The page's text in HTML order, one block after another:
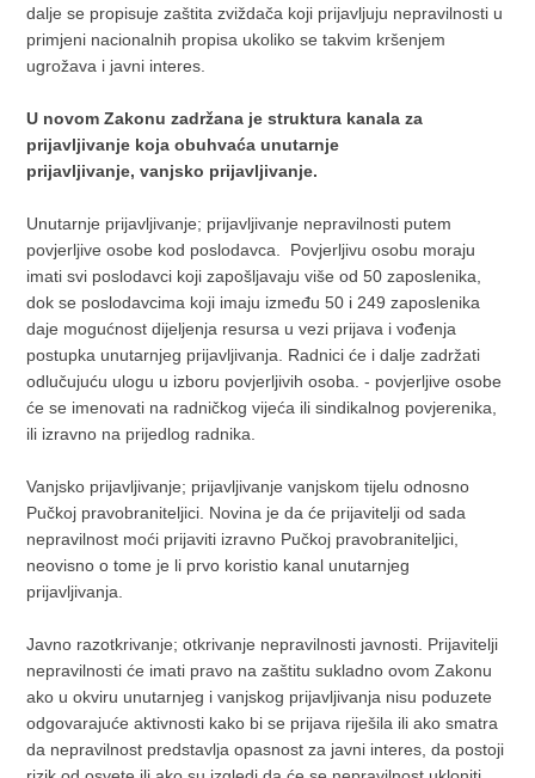
dalje se propisuje zaštita zviždača koji prijavljuju nepravilnosti u
primjeni nacionalnih propisa ukoliko se takvim kršenjem
ugrožava i javni interes.
U novom Zakonu zadržana je struktura kanala za
prijavljivanje koja obuhvaća unutarnje
prijavljivanje, vanjsko prijavljivanje.
Unutarnje prijavljivanje; prijavljivanje nepravilnosti putem
povjerljive osobe kod poslodavca. Povjerljivu osobu moraju
imati svi poslodavci koji zapošljavaju više od 50 zaposlenika,
dok se poslodavcima koji imaju između 50 i 249 zaposlenika
daje mogućnost dijeljenja resursa u vezi prijava i vođenja
postupka unutarnjeg prijavljivanja. Radnici će i dalje zadržati
odlučujuću ulogu u izboru povjerljivih osoba. - povjerljive osobe
će se imenovati na radničkog vijeća ili sindikalnog povjerenika,
ili izravno na prijedlog radnika.
Vanjsko prijavljivanje; prijavljivanje vanjskom tijelu odnosno
Pučkoj pravobraniteljici. Novina je da će prijavitelji od sada
nepravilnost moći prijaviti izravno Pučkoj pravobraniteljici,
neovisno o tome je li prvo koristio kanal unutarnjeg
prijavljivanja.
Javno razotkrivanje; otkrivanje nepravilnosti javnosti. Prijavitelji
nepravilnosti će imati pravo na zaštitu sukladno ovom Zakonu
ako u okviru unutarnjeg i vanjskog prijavljivanja nisu poduzete
odgovarajuće aktivnosti kako bi se prijava riješila ili ako smatra
da nepravilnost predstavlja opasnost za javni interes, da postoji